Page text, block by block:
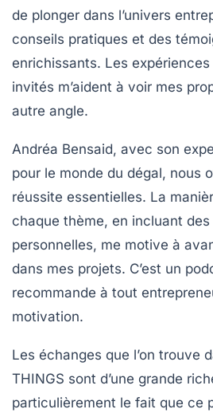
de plonger dans l’univers
conseils pratiques et des
enrichissants. Les
invités m’aident à voir mes
autre angle.
Andréa Bensaid, avec son
pour le monde du dégal, nous
réussite essentielles. La
chaque thème, en incluant des
personnelles, me motive à
dans mes projets. C’est un
recommande à tout
motivation.
Les échanges que l’on trouve
THINGS sont d’une grande
particulièrement le fait que ce